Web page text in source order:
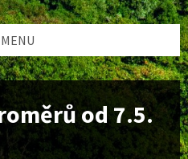
MENU
od 7.5.